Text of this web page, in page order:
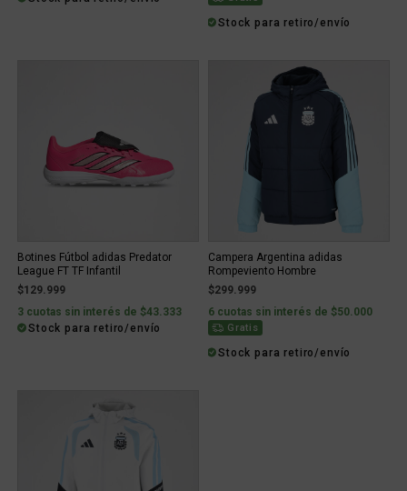
Stock para retiro/envío
Botines Fútbol adidas Predator
League FT TF Infantil
$129.999
3 cuotas sin interés de $43.333
Stock para retiro/envío
Campera Argentina adidas
Rompeviento Hombre
$299.999
6 cuotas sin interés de $50.000
Gratis
Stock para retiro/envío